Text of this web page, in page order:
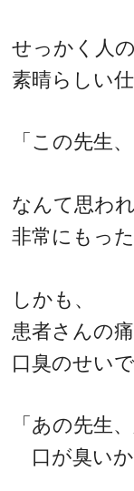
せっかく人
素晴らしい
「この先生
なんて思わ
非常にもっ
しかも、
患者さんの
口臭のせい
「あの先生
口が臭い